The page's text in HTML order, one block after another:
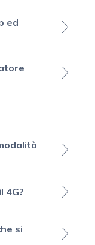
ed
4G?
si